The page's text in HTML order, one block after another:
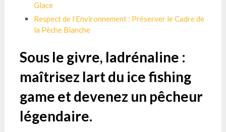
Glace
Respect de l’Environnement : Préserver le Cadre de
la Pêche Blanche
Sous le givre, ladrénaline :
maîtrisez lart du ice fishing
game et devenez un pêcheur
légendaire.